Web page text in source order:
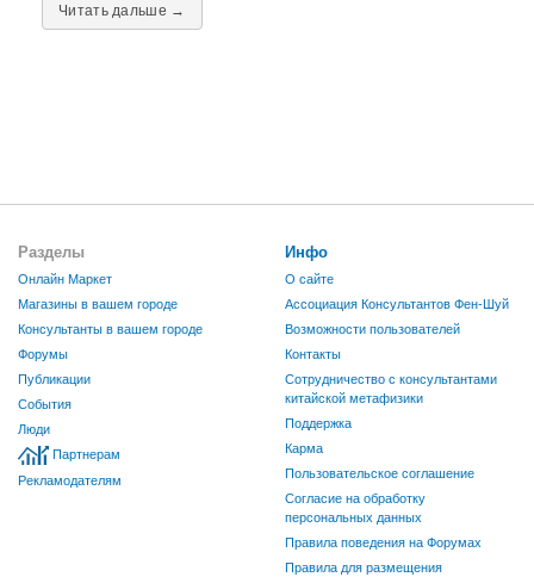
Читать дальше →
Разделы
Онлайн Маркет
Магазины в вашем городе
Консультанты в вашем городе
Форумы
Публикации
События
Люди
Партнерам
Рекламодателям
Инфо
О сайте
Ассоциация Консультантов Фен-Шуй
Возможности пользователей
Контакты
Сотрудничество с консультантами
китайской метафизики
Поддержка
Карма
Пользовательское соглашение
Согласие на обработку
персональных данных
Правила поведения на Форумах
Правила для размещения